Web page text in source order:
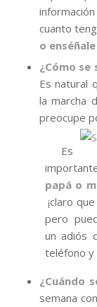
cuanto
o
¿Cómo se
Es natural
la marcha
preocupe
Es
papá o
¡claro
pero
un adiós
teléfono y
¿Cuándo
semana